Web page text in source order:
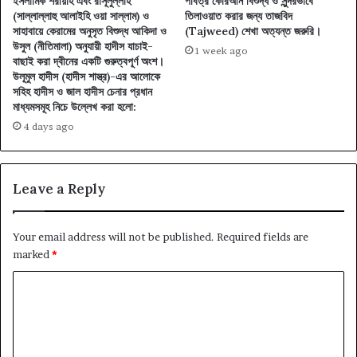
(সাল্লাল্লাহু আলাইহি ওয়া সাল্লাম) ও
সাহাবায়ে কেরামের অনুসৃত বিশুদ্ধ আকিদা ও
উসুল (নীতিমালা) অনুযায়ী হাদীস যাচাই-
বাছাই করা দ্বীনের একটি গুরুত্বপূর্ণ অংশ।
উলূমুল হাদীস (হাদীস শাস্ত্র)-এর আলোকে
সহিহ হাদীস ও জাল হাদীস চেনার প্রধান
মাধ্যমসমূহ নিচে উল্লেখ করা হলো:
4 days ago
তিলাওয়াত করার জন্য তাজবিদ
(Tajweed) শেখা অত্যন্ত জরুরি।
1 week ago
Leave a Reply
Your email address will not be published. Required fields are
marked *